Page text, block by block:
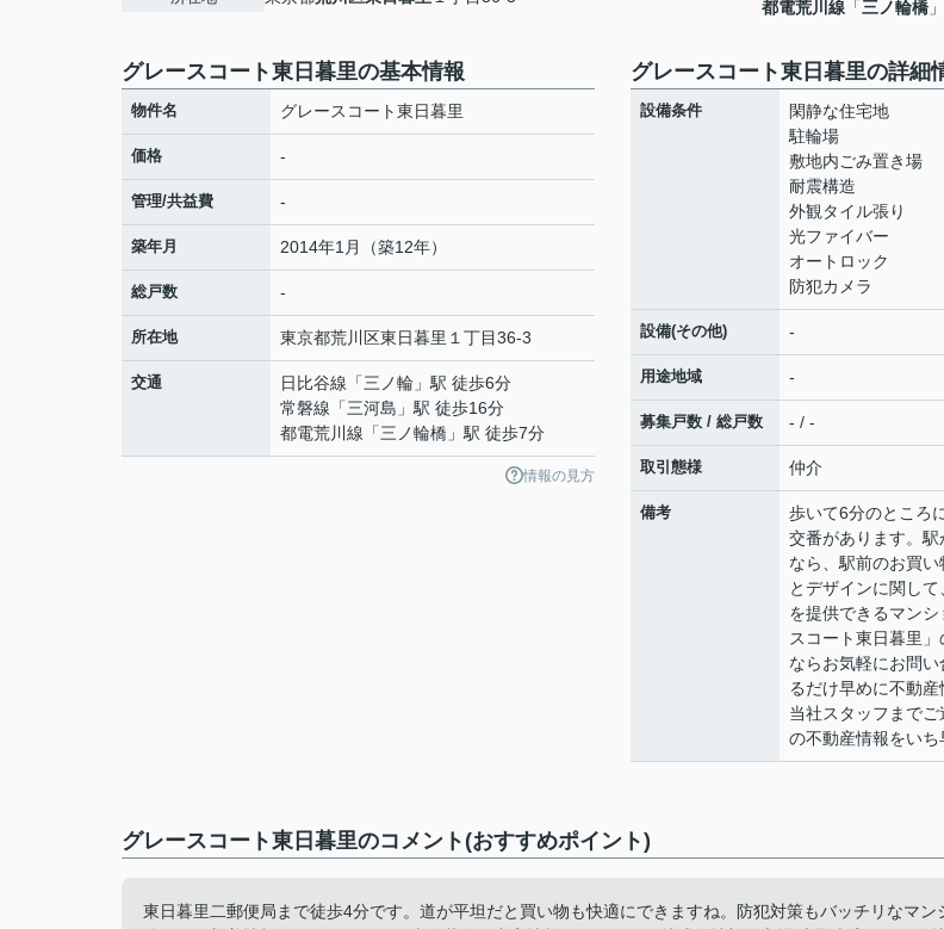
都電荒川線 「三ノ輪橋
グレースコート東日暮里の基本情報
物件名 グレースコート東日暮里
価格 -
管理/共益費 -
築年月 2014年1月（築12年）
総戸数 -
所在地 東京都荒川区東日暮里 １丁目36-3
交通 日比谷線 「三ノ輪 」駅 徒歩6分
常磐線 「三河島 」駅 徒歩16分
都電荒川線 「三ノ輪橋 」駅 徒歩7分
情報の見方
グレースコート東日暮里の詳細
設備条件
閑静な住宅地
駐輪場
敷地内ごみ置き場
耐震構造
外観タイル張り
光ファイバー
オートロック
防犯カメラ
設備(その他) -
用途地域 -
募集戸数 / 総戸数 - / -
取引態様 仲介
備考
歩いて6分のところ
交番があります。
なら、駅前のお買
とデザインに関し
を提供できるマン
スコート東日暮里
ならお気軽にお問
るだけ早めに不動
当社スタッフまで
の不動産情報をいち
グレースコート東日暮里のコメント(おすすめポイント)
東日暮里二郵便局まで徒歩4分です。道が平坦だと買い物も快適にできますね。防犯対策もバッチリなマン